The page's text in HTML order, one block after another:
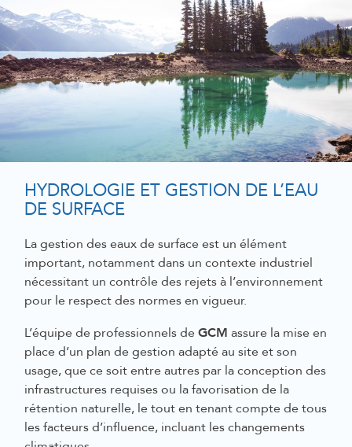
HYDROLOGIE ET GESTION DE L’EAU
DE SURFACE
La gestion des eaux de surface est un élément
important, notamment dans un contexte industriel
nécessitant un contrôle des rejets à l’environnement
pour le respect des normes en vigueur.
L’équipe de professionnels deGCM assure la mise en
place d’un plan de gestion adapté au site et son
usage, que ce soit entre autres par la conception des
infrastructures requises ou la favorisation de la
rétention naturelle, le tout en tenant compte de tous
les facteurs d’influence, incluant les changements